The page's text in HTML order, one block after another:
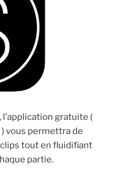
gratuite (
vous permettra de
tout en fluidifiant
partie.